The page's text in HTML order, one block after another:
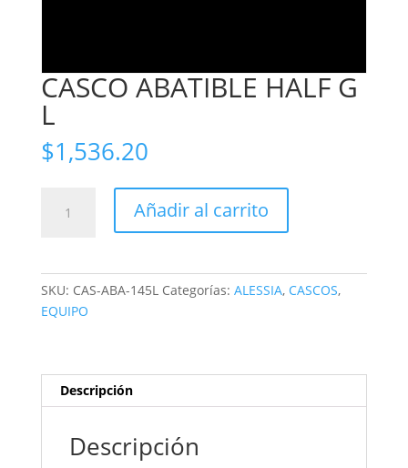
CASCO ABATIBLE HALF G
L
$1,536.20
ABATIBLE
Añadir al carrito
SKU: CAS-ABA-145L Categorías: ALESSIA, CASCOS,
EQUIPO
Descripción
Descripción